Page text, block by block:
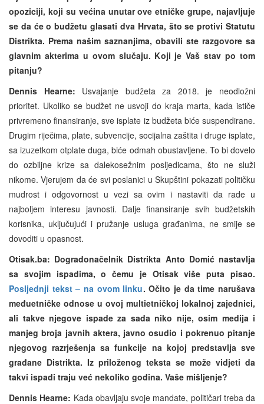
opoziciji, koji su većina unutar ove etničke grupe, najavljuje
se da će o budžetu glasati dva Hrvata, što se protivi Statutu
Distrikta. Prema našim saznanjima, obavili ste razgovore sa
glavnim akterima u ovom slučaju. Koji je Vaš stav po tom
pitanju?
Dennis Hearne: Usvajanje budžeta za 2018. je neodložni
prioritet. Ukoliko se budžet ne usvoji do kraja marta, kada ističe
privremeno finansiranje, sve isplate iz budžeta biće suspendirane.
Drugim riječima, plate, subvencije, socijalna zaštita i druge isplate,
sa izuzetkom otplate duga, biće odmah obustavljene. To bi dovelo
do ozbiljne krize sa dalekosežnim posljedicama, što ne služi
nikome. Vjerujem da će svi poslanici u Skupštini pokazati političku
mudrost i odgovornost u vezi sa ovim i nastaviti da rade u
najboljem interesu javnosti. Dalje finansiranje svih budžetskih
korisnika, uključujući i pružanje usluga građanima, ne smije se
dovoditi u opasnost.
Otisak.ba: Dogradonačelnik Distrikta Anto Domić nastavlja
sa svojim ispadima, o čemu je Otisak više puta pisao.
Posljednji tekst – na ovom linku. Očito je da time narušava
međuetničke odnose u ovoj multietničkoj lokalnoj zajednici,
ali takve njegove ispade za sada niko nije, osim medija i
manjeg broja javnih aktera, javno osudio i pokrenuo pitanje
njegovog razrješenja sa funkcije na kojoj predstavlja sve
građane Distrikta. Iz priloženog teksta se može vidjeti da
takvi ispadi traju već nekoliko godina. Vaše mišljenje?
Dennis Hearne: Kada obavljaju svoje mandate, političari treba da